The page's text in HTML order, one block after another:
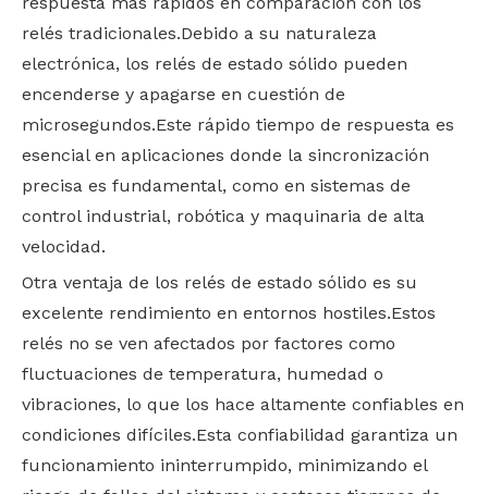
relés tradicionales.Debido a su naturaleza
electrónica, los relés de estado sólido pueden
encenderse y apagarse en cuestión de
microsegundos.Este rápido tiempo de respuesta es
esencial en aplicaciones donde la sincronización
precisa es fundamental, como en sistemas de
control industrial, robótica y maquinaria de alta
velocidad.
Otra ventaja de los relés de estado sólido es su
excelente rendimiento en entornos hostiles.Estos
relés no se ven afectados por factores como
fluctuaciones de temperatura, humedad o
vibraciones, lo que los hace altamente confiables en
condiciones difíciles.Esta confiabilidad garantiza un
funcionamiento ininterrumpido, minimizando el